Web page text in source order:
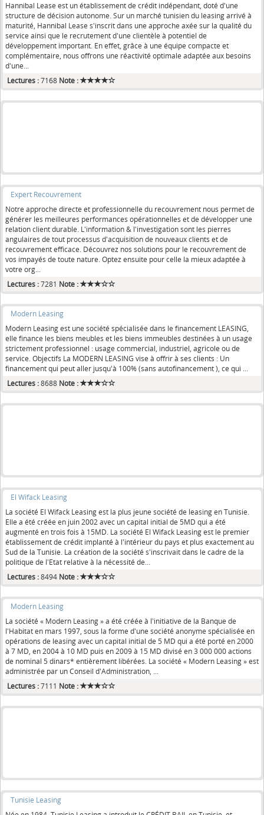
Hannibal Lease est un établissement de crédit indépendant, doté d'une
structure de décision autonome. Sur un marché tunisien du leasing arrivé à
maturité, Hannibal Lease s'inscrit dans une approche axée sur la qualité du
service ainsi que le recrutement d'une clientèle à potentiel de
développement important. En effet, grâce à une équipe compacte et
complémentaire, nous offrons une réactivité optimale adaptée aux besoins
d'une...
Lectures :7168 Note :
Expert Recouvrement
Notre approche directe et professionnelle du recouvrement nous permet de
générer les meilleures performances opérationnelles et de développer une
relation client durable. L'information & l'investigation sont les pierres
angulaires de tout processus d'acquisition de nouveaux clients et de
recouvrement efficace. Découvrez nos solutions pour le recouvrement de
vos impayés de toute nature. Optez ensuite pour celle la mieux adaptée à
votre org...
Lectures :7281 Note :
Modern Leasing
Modern Leasing est une société spécialisée dans le financement LEASING,
elle finance les biens meubles et les biens immeubles destinées à un usage
strictement professionnel : usage commercial, industriel, agricole ou de
service. Objectifs La MODERN LEASING vise à offrir à ses clients : Un
financement qui peut aller jusqu'à 100% (sans autofinancement ), ce qui ...
Lectures :8688 Note :
El Wifack Leasing
La société El Wifack Leasing est la plus jeune société de leasing en Tunisie.
Elle a été créée en juin 2002 avec un capital initial de 5MD qui a été
augmenté en trois fois à 15MD. La société El Wifack Leasing est le premier
établissement de crédit implanté à l'intérieur du pays et plus exactement au
Sud de la Tunisie. La création de la société s'inscrivait dans le cadre de la
politique de l'Etat relative à la nécessité de...
Lectures :8494 Note :
Modern Leasing
La société « Modern Leasing » a été créée à l'initiative de la Banque de
l'Habitat en mars 1997, sous la forme d'une société anonyme spécialisée en
opérations de leasing avec un capital initial de 5 MD qui a été porté en 2000
à 7 MD, en 2004 à 10 MD puis en 2009 à 15 MD divisé en 3 000 000 actions
de nominal 5 dinars* entièrement libérées. La société « Modern Leasing » est
administrée par un Conseil d'Administration, ...
Lectures :7111 Note :
Tunisie Leasing